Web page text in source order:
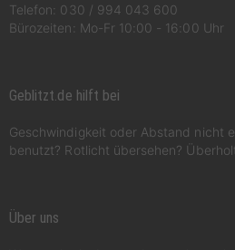
Telefon: 030 / 994 043 600
Bürozeiten: Mo-Fr 10:00 - 16:00 Uhr
Geblitzt.de hilft bei
Geschwindigkeit oder Abstand nicht
benutzt? Rotlicht übersehen?
Über uns